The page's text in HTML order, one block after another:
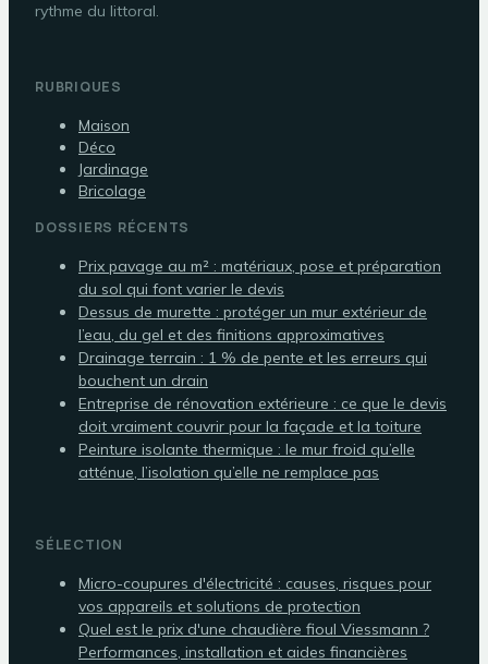
rythme du littoral.
RUBRIQUES
Maison
Déco
Jardinage
Bricolage
DOSSIERS RÉCENTS
Prix pavage au m² : matériaux, pose et préparation
du sol qui font varier le devis
Dessus de murette : protéger un mur extérieur de
l’eau, du gel et des finitions approximatives
Drainage terrain : 1 % de pente et les erreurs qui
bouchent un drain
Entreprise de rénovation extérieure : ce que le devis
doit vraiment couvrir pour la façade et la toiture
Peinture isolante thermique : le mur froid qu’elle
atténue, l’isolation qu’elle ne remplace pas
SÉLECTION
Micro-coupures d'électricité : causes, risques pour
vos appareils et solutions de protection
Quel est le prix d'une chaudière fioul Viessmann ?
Performances, installation et aides financières